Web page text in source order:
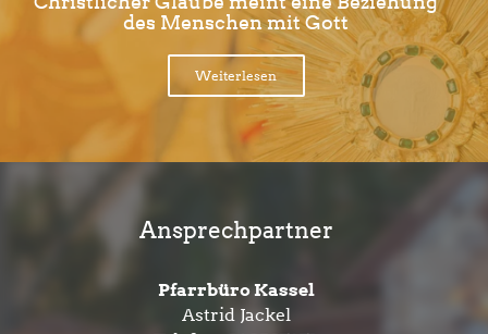
des Menschen mit Gott
Weiterlesen
Ansprechpartner
Pfarrbüro Kassel
Astrid Jackel